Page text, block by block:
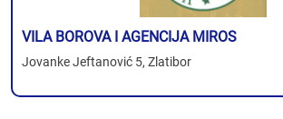
VILA BOROVA I AGENCIJA MIROS
Jovanke Jeftanović 5, Zlatibor